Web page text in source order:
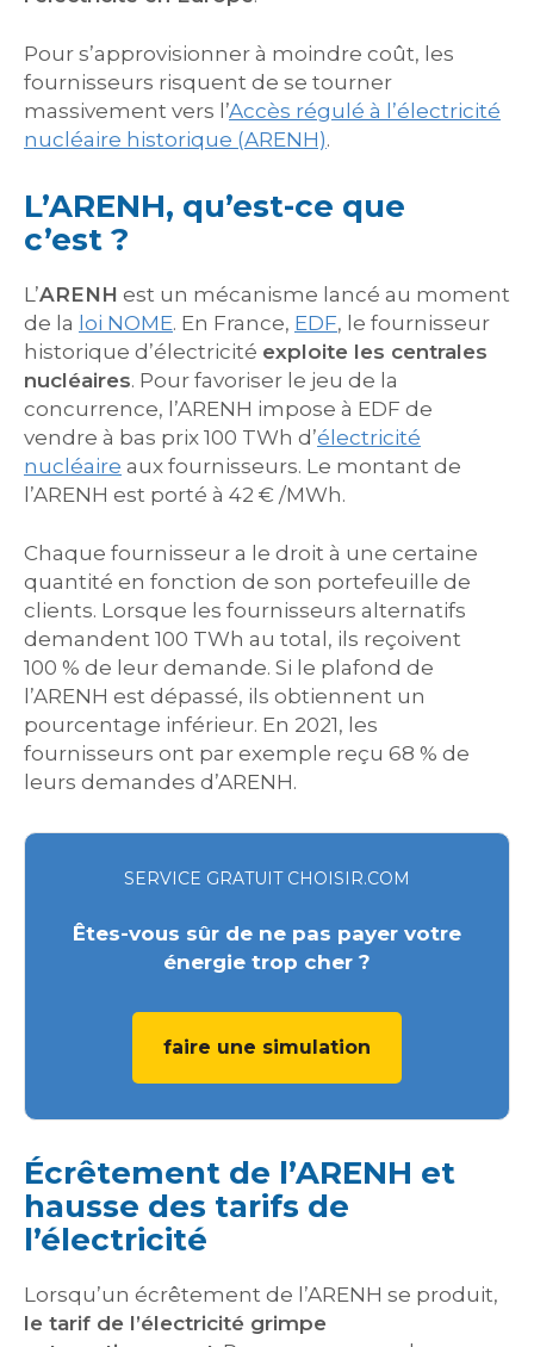
Pour s’approvisionner à moindre coût, les
fournisseurs risquent de se tourner
massivement vers l’Accès régulé à l’électricité
nucléaire historique (ARENH).
L’ARENH, qu’est-ce que
c’est ?
L’ARENH est un mécanisme lancé au moment
de la loi NOME. En France, EDF, le fournisseur
historique d’électricité exploite les centrales
nucléaires. Pour favoriser le jeu de la
concurrence, l’ARENH impose à EDF de
vendre à bas prix 100 TWh d’électricité
nucléaire aux fournisseurs. Le montant de
l’ARENH est porté à 42 € /MWh.
Chaque fournisseur a le droit à une certaine
quantité en fonction de son portefeuille de
clients. Lorsque les fournisseurs alternatifs
demandent 100 TWh au total, ils reçoivent
100 % de leur demande. Si le plafond de
l’ARENH est dépassé, ils obtiennent un
pourcentage inférieur. En 2021, les
fournisseurs ont par exemple reçu 68 % de
leurs demandes d’ARENH.
SERVICE GRATUIT CHOISIR.COM
Êtes-vous sûr de ne pas payer votre
énergie trop cher ?
faire une simulation
Écrêtement de l’ARENH et
hausse des tarifs de
l’électricité
Lorsqu’un écrêtement de l’ARENH se produit,
le tarif de l’électricité grimpe